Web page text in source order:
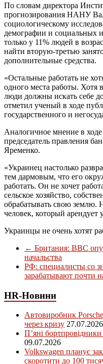
По словам директора
прогнозирования НАНУ
социологическому
демографии и
только у 11% людей в
найти вторую-третью
дополнительные средства.
«Остальные работать не
одного места работы.
люди должны искать себе
отметил ученый в ходе
государственного и
Аналогичное мнение в
председатель правления
Яременко.
«Украинец настолько
тем дармовым, что его
работать. Он не хочет
сельское хозяйство,
обрабатывать свою землю.
человек, который
Украинцы не очень хотят
← Британия: BBC
начальства
РФ: специалисты со
зарабатывают почти
HR-Новини
Автовиробник
через кризу 27.07.2026
П’яні
09.07.2026
Volkswagen планує
скоротити до 100